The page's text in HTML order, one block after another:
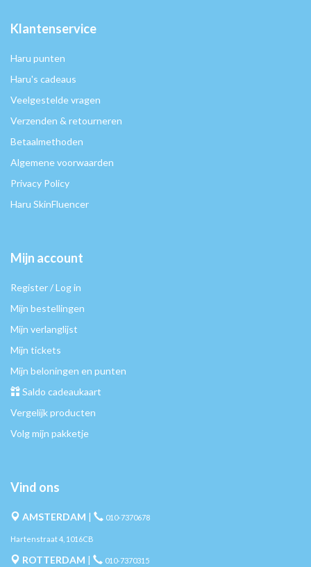
Klantenservice
Haru punten
Haru's cadeaus
Veelgestelde vragen
Verzenden & retourneren
Betaalmethoden
Algemene voorwaarden
Privacy Policy
Haru SkinFluencer
Mijn account
Register / Log in
Mijn bestellingen
Mijn verlanglijst
Mijn tickets
Mijn beloningen en punten
Saldo cadeaukaart
Vergelijk producten
Volg mijn pakketje
Vind ons
AMSTERDAM | 010-7370678
Hartenstraat 4, 1016CB
ROTTERDAM | 010-7370315